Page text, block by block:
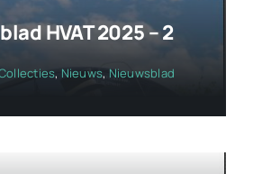
HVAT 2025 – 2
, Nieuws,Nieuwsblad